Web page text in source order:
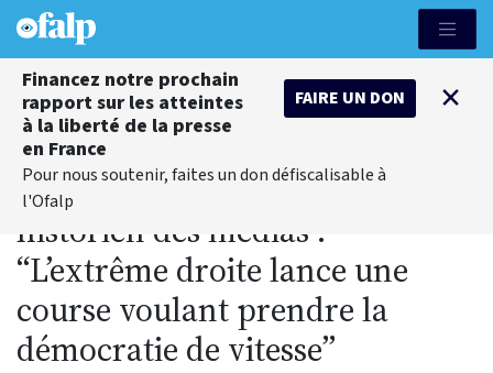
FAIRE UN DON
Financez notre prochain
rapport sur les atteintes
à la liberté de la presse
en France
Pour nous soutenir, faites un don défiscalisable à
l'Ofalp
×
Entretien avec Alexis Lévrier,
historien des médias :
“L’extrême droite lance une
course voulant prendre la
démocratie de vitesse”